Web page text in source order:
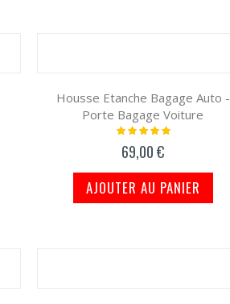
Housse Etanche Bagage Auto -
Porte Bagage Voiture
Notation:
69,00 €
AJOUTER AU PANIER